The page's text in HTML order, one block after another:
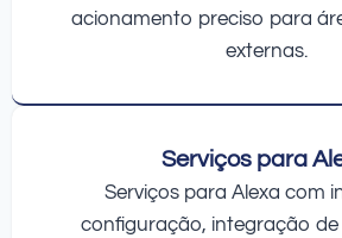
acionamento preciso para
externas.
Serviços para
Serviços para Alexa com
configuração, integração de